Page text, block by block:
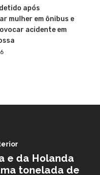
após
mulher em ônibus e
acidente em
e da Holanda
tonelada de